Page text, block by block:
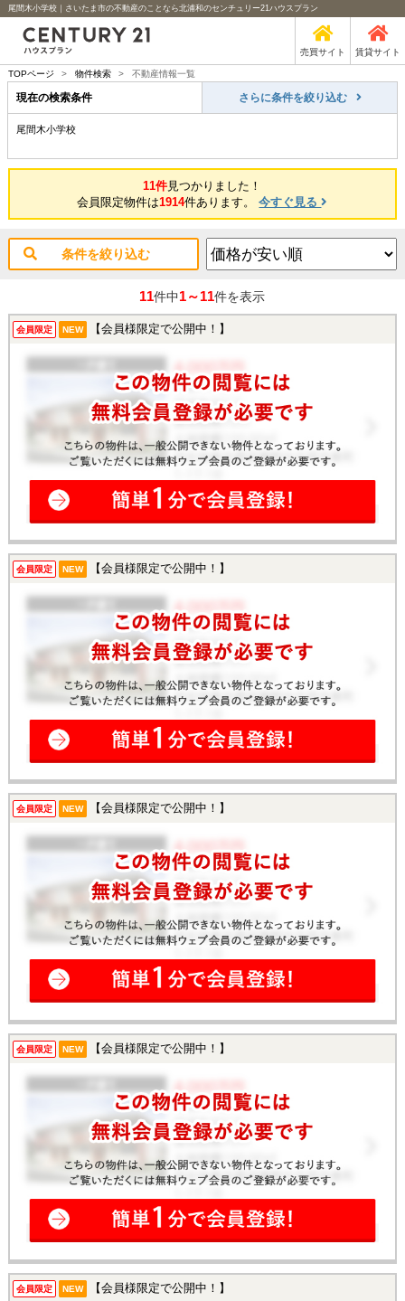
尾間木小学校｜さいたま市の不動産のことなら北浦和のセンチュリー21ハウスプラン
売買サイト 賃貸サイト
TOPページ > 物件検索 > 不動産情報一覧
現在の検索条件 さらに条件を絞り込む
尾間木小学校
11件見つかりました！
会員限定物件は1914件あります。今すぐ見る
条件を絞り込む
11件中1～11件を表示
会員限定 NEW 【会員様限定で公開中！】
会員限定 NEW 【会員様限定で公開中！】
会員限定 NEW 【会員様限定で公開中！】
会員限定 NEW 【会員様限定で公開中！】
会員限定 NEW 【会員様限定で公開中！】